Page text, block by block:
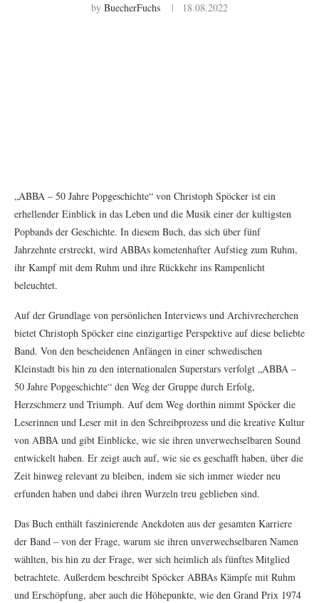
by BuecherFuchs 18.08.2022
„ABBA – 50 Jahre Popgeschichte“ von Christoph Spöcker ist ein
erhellender Einblick in das Leben und die Musik einer der kultigsten
Popbands der Geschichte. In diesem Buch, das sich über fünf
Jahrzehnte erstreckt, wird ABBAs kometenhafter Aufstieg zum Ruhm,
ihr Kampf mit dem Ruhm und ihre Rückkehr ins Rampenlicht
beleuchtet.
Auf der Grundlage von persönlichen Interviews und Archivrecherchen
bietet Christoph Spöcker eine einzigartige Perspektive auf diese beliebte
Band. Von den bescheidenen Anfängen in einer schwedischen
Kleinstadt bis hin zu den internationalen Superstars verfolgt „ABBA –
50 Jahre Popgeschichte“ den Weg der Gruppe durch Erfolg,
Herzschmerz und Triumph. Auf dem Weg dorthin nimmt Spöcker die
Leserinnen und Leser mit in den Schreibprozess und die kreative Kultur
von ABBA und gibt Einblicke, wie sie ihren unverwechselbaren Sound
entwickelt haben. Er zeigt auch auf, wie sie es geschafft haben, über die
Zeit hinweg relevant zu bleiben, indem sie sich immer wieder neu
erfunden haben und dabei ihren Wurzeln treu geblieben sind.
Das Buch enthält faszinierende Anekdoten aus der gesamten Karriere
der Band – von der Frage, warum sie ihren unverwechselbaren Namen
wählten, bis hin zu der Frage, wer sich heimlich als fünftes Mitglied
betrachtete. Außerdem beschreibt Spöcker ABBAs Kämpfe mit Ruhm
und Erschöpfung, aber auch die Höhepunkte, wie den Grand Prix 1974